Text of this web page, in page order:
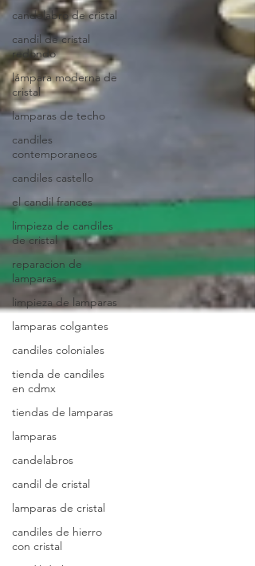
candelabro de cristal
candil de cristal
redondo
lámpara moderna de
cristal
lamparas de techo
candiles
contemporaneos
candiles castello
el candil frances
limpieza de candiles
de cristal
reparacion de
lamparas
limpieza de lamparas
lamparas colgantes
candiles coloniales
tienda de candiles
en cdmx
tiendas de lamparas
lamparas
candelabros
candil de cristal
lamparas de cristal
candiles de hierro
con cristal